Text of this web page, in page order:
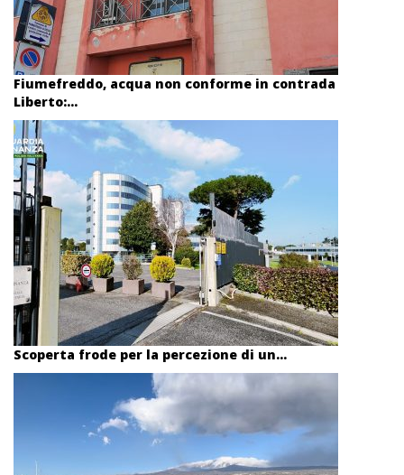
Fiumefreddo, acqua non conforme in contrada
Liberto:...
Scoperta frode per la percezione di un...